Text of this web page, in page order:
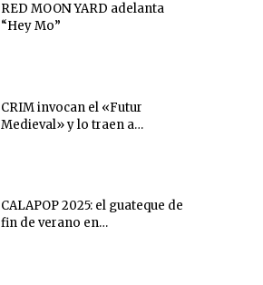
RED MOON YARD adelanta
“Hey Mo”
CRIM invocan el «Futur
Medieval» y lo traen a…
CALAPOP 2025: el guateque de
fin de verano en…